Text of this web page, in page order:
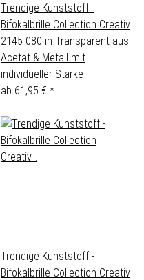
Trendige Kunststoff -
Bifokalbrille Collection Creativ
2145-080 in Transparent aus
Acetat & Metall mit
individueller Stärke
ab 61,95 € *
Trendige Kunststoff -
Bifokalbrille Collection Creativ